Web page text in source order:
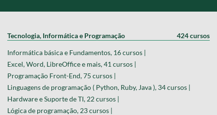
Tecnologia, Informática e Programação 424 cursos
Informática básica e Fundamentos, 16 cursos |
Excel, Word, LibreOffice e mais, 41 cursos |
Programação Front-End, 75 cursos |
Linguagens de programação ( Python, Ruby, Java ), 34 cursos |
Hardware e Suporte de TI, 22 cursos |
Lógica de programação, 23 cursos |